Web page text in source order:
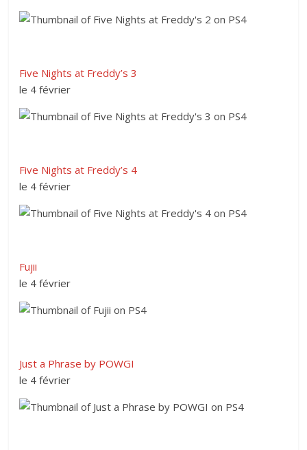
Five Nights at Freddy’s 3
le 4 février
Five Nights at Freddy’s 4
le 4 février
Fujii
le 4 février
Just a Phrase by POWGI
le 4 février